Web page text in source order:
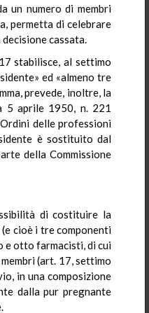
un numero di membri
permetta di celebrare
cassata.
stabilisce, al settimo
ed «almeno tre
prevede, inoltre, la
5 aprile 1950, n. 221
delle professioni
è sostituito dal
della Commissione
di costituire la
cioè i tre componenti
e otto farmacisti, di cui
(art. 17, settimo
in una composizione
dalla pur pregnante